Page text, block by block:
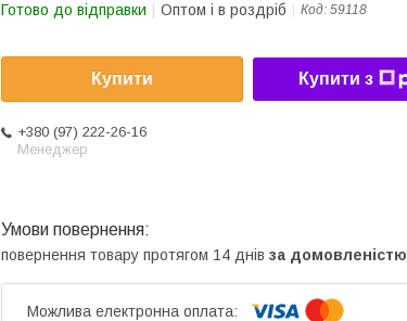
Готово до відправки Оптом і в роздріб Код: 59118
Купити Купити з
+380 (97) 222-26-16
Менеджер
повернення товару протягом 14 днів за домовленістю